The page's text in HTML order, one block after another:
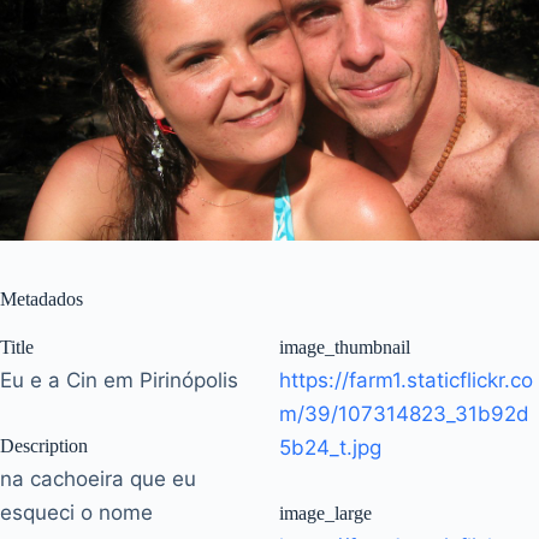
Metadados
Title
Eu e a Cin em Pirinópolis
Description
na cachoeira que eu
esqueci o nome
image_thumbnail
https://farm1.staticflickr.co
m/39/107314823_31b92d
5b24_t.jpg
image_large